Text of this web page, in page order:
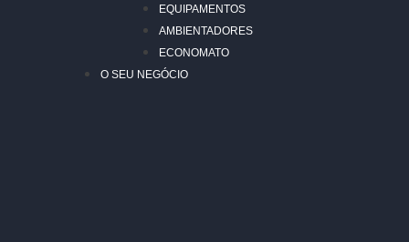
EQUIPAMENTOS
AMBIENTADORES
ECONOMATO
O SEU NEGÓCIO